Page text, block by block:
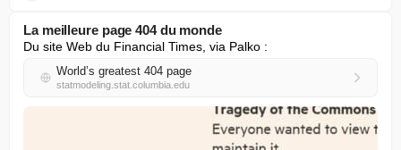
La meilleure page 404 du monde
Du site Web du Financial Times, via Palko :
World’s greatest 404 page
statmodeling.stat.columbia.edu